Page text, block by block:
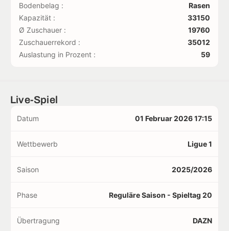
Bodenbelag :
Rasen
Kapazität :
33150
Ø Zuschauer :
19760
Zuschauerrekord :
35012
Auslastung in Prozent :
59
Live-Spiel
Datum 01 Februar 2026 17:15
Wettbewerb Ligue 1
Saison 2025/2026
Phase Reguläre Saison - Spieltag 20
Übertragung DAZN